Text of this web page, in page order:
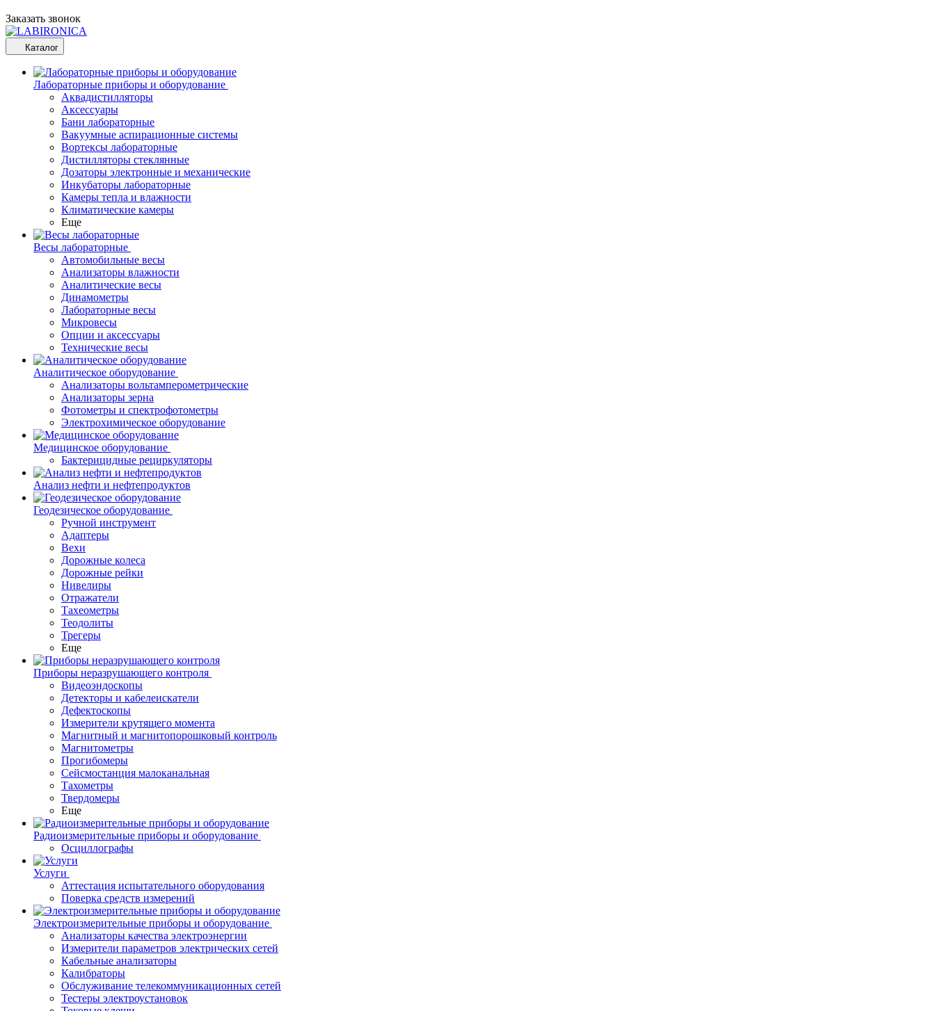
Заказать звонок
Каталог
Лабораторные приборы и оборудование
Аквадистилляторы
Аксессуары
Бани лабораторные
Вакуумные аспирационные системы
Вортексы лабораторные
Дистилляторы стеклянные
Дозаторы электронные и механические
Инкубаторы лабораторные
Камеры тепла и влажности
Климатические камеры
Еще
Весы лабораторные
Автомобильные весы
Анализаторы влажности
Аналитические весы
Динамометры
Лабораторные весы
Микровесы
Опции и аксессуары
Технические весы
Аналитическое оборудование
Анализаторы вольтамперометрические
Анализаторы зерна
Фотометры и спектрофотометры
Электрохимическое оборудование
Медицинское оборудование
Бактерицидные рециркуляторы
Анализ нефти и нефтепродуктов
Геодезическое оборудование
Ручной инструмент
Адаптеры
Вехи
Дорожные колеса
Дорожные рейки
Нивелиры
Отражатели
Тахеометры
Теодолиты
Трегеры
Еще
Приборы неразрушающего контроля
Видеоэндоскопы
Детекторы и кабелеискатели
Дефектоскопы
Измерители крутящего момента
Магнитный и магнитопорошковый контроль
Магнитометры
Прогибомеры
Сейсмостанция малоканальная
Тахометры
Твердомеры
Еще
Радиоизмерительные приборы и оборудование
Осциллографы
Услуги
Аттестация испытательного оборудования
Поверка средств измерений
Электроизмерительные приборы и оборудование
Анализаторы качества электроэнергии
Измерители параметров электрических сетей
Кабельные анализаторы
Калибраторы
Обслуживание телекоммуникационных сетей
Тестеры электроустановок